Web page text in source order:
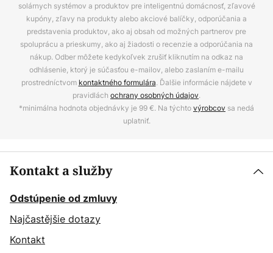
solárnych systémov a produktov pre inteligentnú domácnosť, zľavové
kupóny, zľavy na produkty alebo akciové balíčky, odporúčania a
predstavenia produktov, ako aj obsah od možných partnerov pre
spoluprácu a prieskumy, ako aj žiadosti o recenzie a odporúčania na
nákup. Odber môžete kedykoľvek zrušiť kliknutím na odkaz na
odhlásenie, ktorý je súčasťou e-mailov, alebo zaslaním e-mailu
prostredníctvom kontaktného formulára. Ďalšie informácie nájdete v
pravidlách ochrany osobných údajov.
*minimálna hodnota objednávky je 99 €. Na týchtovýrobcov sa nedá
uplatniť.
Kontakt a služby
Odstúpenie od zmluvy
Najčastějšie dotazy
Kontakt